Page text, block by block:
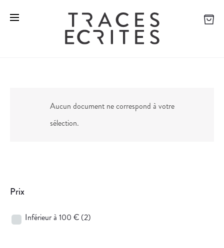
Aucun document ne correspond à votre
sélection.
Prix
Inférieur à 100 € (2)